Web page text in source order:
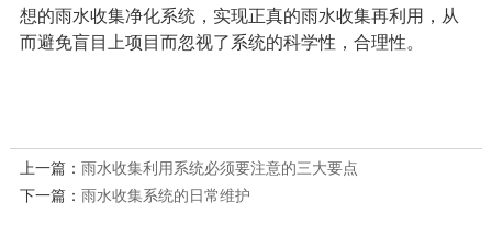
想的雨水收集净化系统，实现正真的雨水收集再利用，从
而避免盲目上项目而忽视了系统的科学性，合理性。
上一篇： 雨水收集利用系统必须要注意的三大要点
下一篇： 雨水收集系统的日常维护